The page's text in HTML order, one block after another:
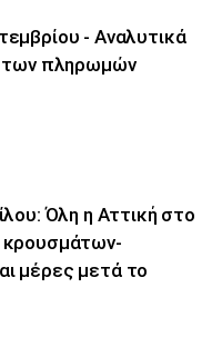
- Αναλυτικά
των πληρωμών
Όλη η Αττική στο
κρουσμάτων-
μέρες μετά το